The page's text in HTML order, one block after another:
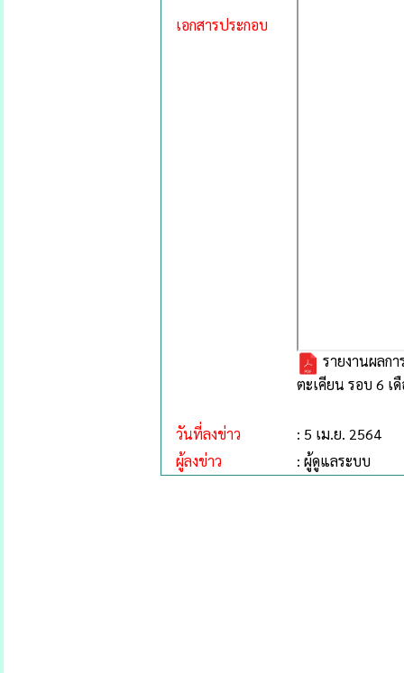
เอกสารประกอบ
รายงานผลก
ตะเคียน รอบ 6 เ
วันที่ลงข่าว
: 5 เม.ย. 2564
ผู้ลงข่าว
: ผู้ดูแลระบบ